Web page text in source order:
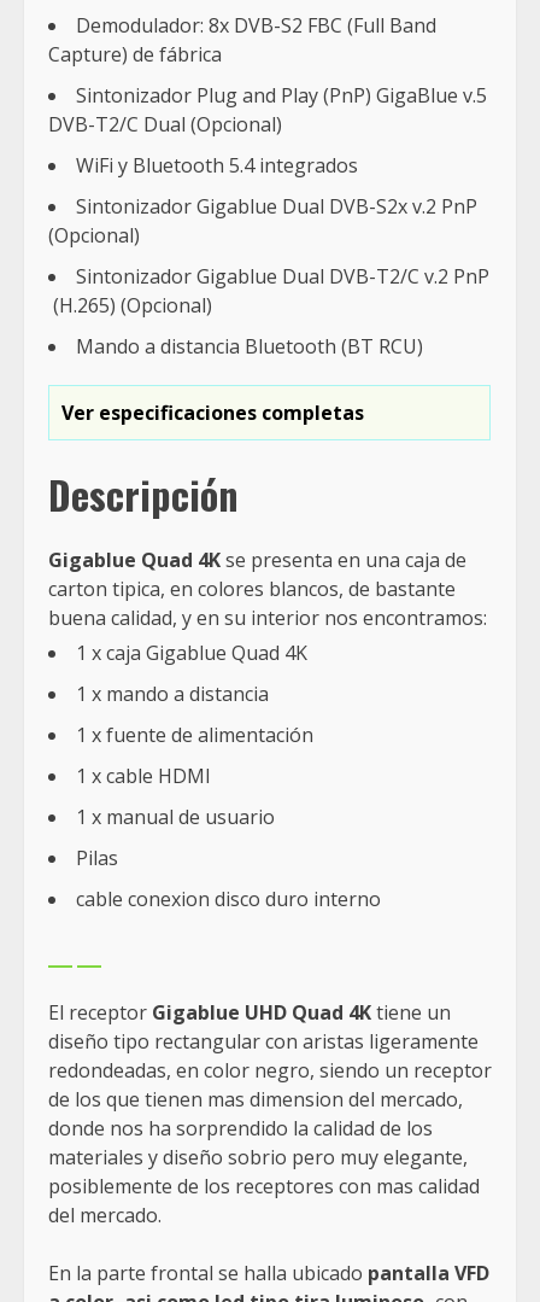
Demodulador: 8x DVB-S2 FBC (Full Band
Capture) de fábrica
Sintonizador Plug and Play (PnP) GigaBlue v.5
DVB-T2/C Dual (Opcional)
WiFi y Bluetooth 5.4 integrados
Sintonizador Gigablue Dual DVB-S2x v.2 PnP
(Opcional)
Sintonizador Gigablue Dual DVB-T2/C v.2 PnP
(H.265) (Opcional)
Mando a distancia Bluetooth (BT RCU)
Ver especificaciones completas
Descripción
Gigablue Quad 4Kse presenta en una caja de
carton tipica, en colores blancos, de bastante
buena calidad, y en su interior nos encontramos:
1 x caja Gigablue Quad 4K
1 x mando a distancia
1 x fuente de alimentación
1 x cable HDMI
1 x manual de usuario
Pilas
cable conexion disco duro interno
El receptor Gigablue UHD Quad 4Ktiene un
diseño tipo rectangular con aristas ligeramente
redondeadas, en color negro, siendo un receptor
de los que tienen mas dimension del mercado,
donde nos ha sorprendido la calidad de los
materiales y diseño sobrio pero muy elegante,
posiblemente de los receptores con mas calidad
del mercado.
En la parte frontal se halla ubicado pantalla VFD